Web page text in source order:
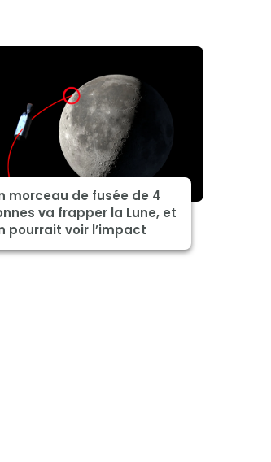
morceau de fusée de 4
va frapper la Lune, et
pourrait voir l’impact